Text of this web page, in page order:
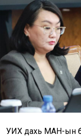
УИХ дахь МАН-ын